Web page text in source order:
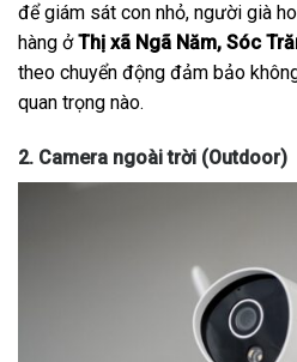
để giám sát con nhỏ, người già
hàng ởThị xã Ngã Năm, Sóc
theo chuyển động đảm bảo
quan trọng nào.
2. Camera ngoài trời (Outdoor)